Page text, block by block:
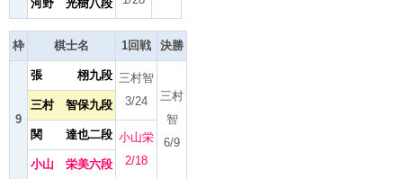
河野 光樹八段
枠 棋士名 1回戦 決勝
9
張 栩九段 三村智
3/24
三村
智
6/9
三村 智保九段
関 達也二段 小山栄
2/18
小山 栄美六段